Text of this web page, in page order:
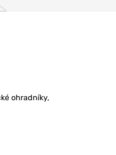
ohradníky,